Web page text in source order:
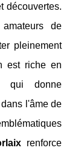
découvertes.
de
pleinement
est riche en
qui donne
l'âme de
renforce